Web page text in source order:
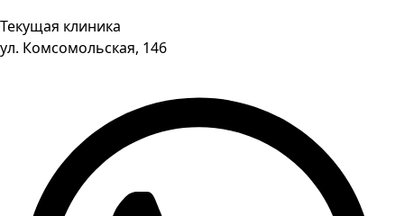
Текущая клиника
ул. Комсомольская, 146